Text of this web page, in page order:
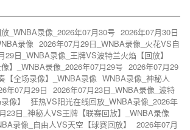
_WNBA录像_2026年07月30号 2026年07月30日
录像 2026年07月29日_WNBA录像_火花VS自
29日_WNBA录像_王牌VS波特兰火焰【回放】
】_WNBA录像_2026年07月29号 2026年07月29
【全场录像】_WNBA录像 WNBA录像_神秘人
年07月29日 2026年07月23日_WNBA录像_波特
像】
狂热VS阳光在线回放_WNBA录像_2026年
23日_神秘人VS王牌【联赛回放】_WNBA录像
录像_自由人VS天空【球赛回放】
2026年07月